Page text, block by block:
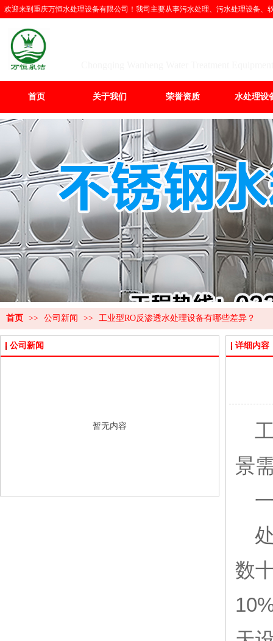
欢迎来到重庆万恒水处理设备有限公司！我司主要从事污水处理、污水处理设备
首页 关于我们 荣誉资质 水处理设
首页 >> 公司新闻 >> 工业型RO反渗透水处理设备有哪些差异？
公司新闻
暂无内容
详细内容
景
数